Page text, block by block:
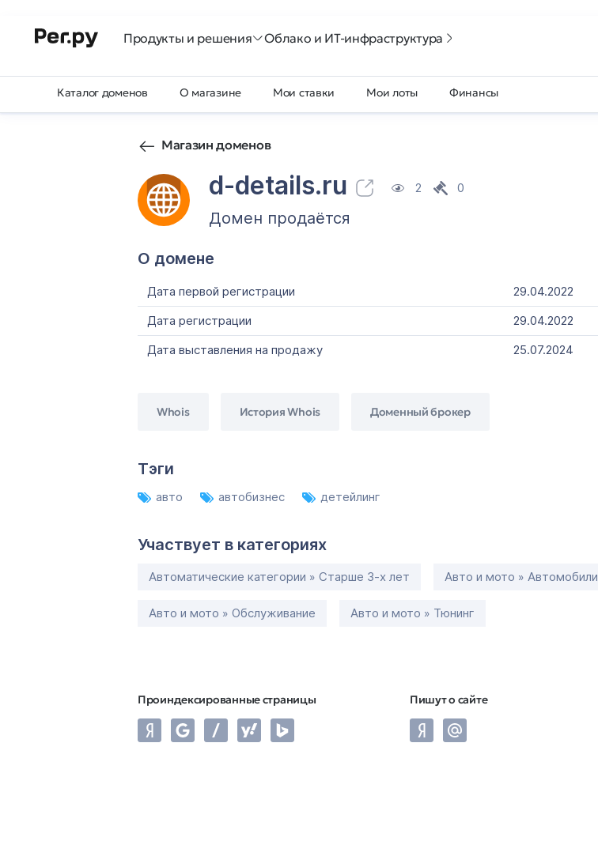
Продукты и решения Облако и ИТ-инфраструктура
Каталог доменов О магазине Мои ставки Мои лоты Финансы
Магазин доменов
d-details.ru 2 0
Домен продаётся
О домене
Дата первой регистрации
29.04.2022
Дата регистрации
29.04.2022
Дата выставления на продажу
25.07.2024
Whois История Whois Доменный брокер
Тэги
авто автобизнес детейлинг
Участвует в категориях
Автоматические категории » Старше 3-х лет Авто и мото » Автомобили
Авто и мото » Обслуживание Авто и мото » Тюнинг
Проиндексированные страницы Пишут о сайте